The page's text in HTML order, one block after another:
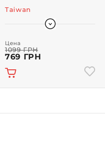
Taiwan
Цена
1099 ГРН
769 ГРН